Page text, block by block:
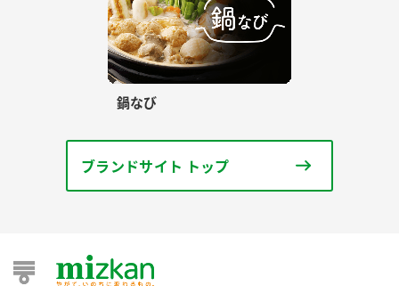
鍋なび
ブランドサイト トップ